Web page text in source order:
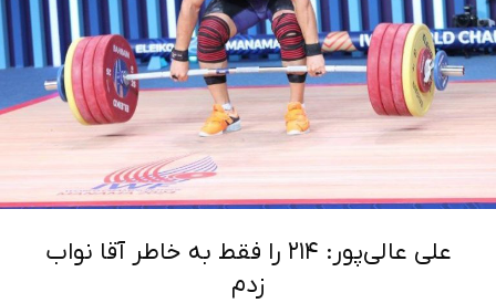
علی عالی‌پور: ۲۱۴ را فقط به خاطر آقا نواب
زدم